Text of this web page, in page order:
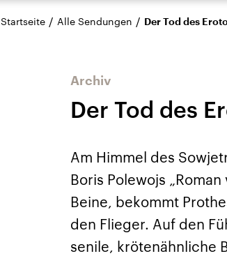
Hörspiel und Feature Musik
Anhalt 2026
Sachsen-Anhalt wählt
einen neuen Landtag.
Bundesland von einer
und FDP regiert.-
Aktuelle
Hintergründe
militärisch
den
großem Einfluss
Startseite / Alle Sendungen / Der Tod des
Archiv
Der Tod des
Am Himmel des
Boris Polewojs
Beine, bekommt
den Flieger. Auf den
senile, krötenähnliche